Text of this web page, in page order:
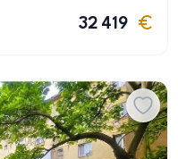
32 419